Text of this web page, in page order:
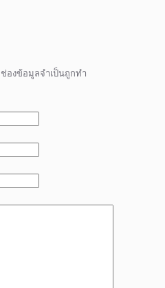
ช่องข้อมูลจำเป็นถูกทำ